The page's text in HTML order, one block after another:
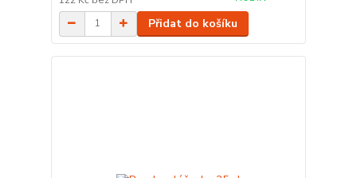
Přidat do košíku